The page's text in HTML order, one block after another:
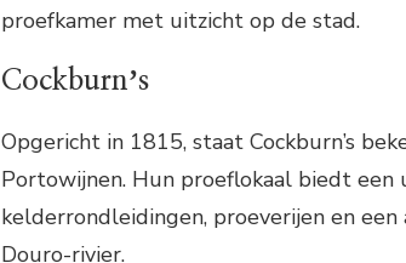
proefkamer met uitzicht op de stad.
Cockburnʼs
Opgericht in 1815, staat Cockburn’s
Portowijnen. Hun proeflokaal biedt een
kelderrondleidingen, proeverijen en
Douro-rivier.